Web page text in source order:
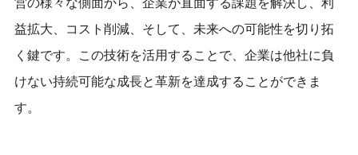
益拡大、コスト削減、そして、未来への可能性を切り拓
く鍵です。この技術を活用することで、企業は他社に負
けない持続可能な成長と革新を達成することができま
す。